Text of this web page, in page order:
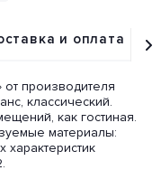
и оплата
от производителя
классический.
как гостиная.
материалы:
характеристик